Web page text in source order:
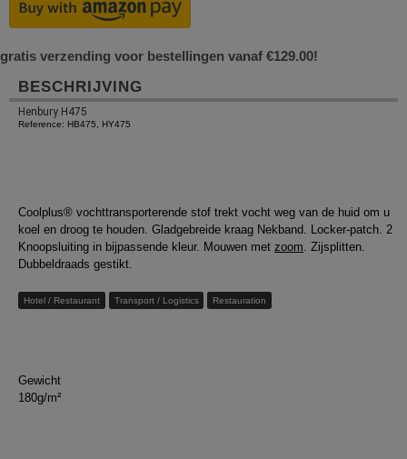
gratis verzending voor bestellingen vanaf €129.00!
BESCHRIJVING
Henbury H475
Reference: HB475, HY475
Coolplus® vochttransporterende stof trekt vocht weg van de huid om u
koel en droog te houden. Gladgebreide kraag Nekband. Locker-patch. 2
Knoopsluiting in bijpassende kleur. Mouwen met zoom. Zijsplitten.
Dubbeldraads gestikt.
Hotel / Restaurant Transport / Logistics Restauration
Gewicht
180g/m²